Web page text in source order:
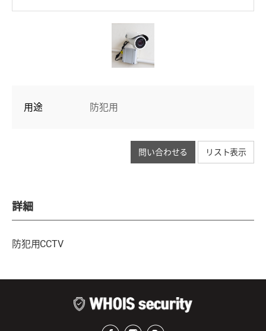
用途 防犯用
問い合わせる リスト表示
詳細
防犯用CCTV